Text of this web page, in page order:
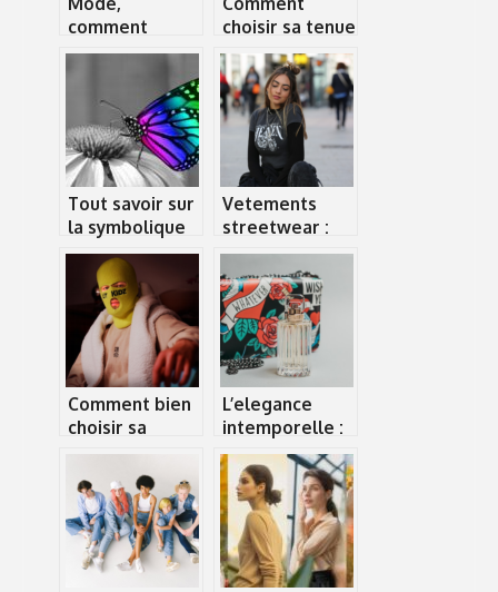
comment
rendre plus
jolie son sac à
main?
choisir sa tenue
d’entretien
d’embauche ?
Tout savoir sur
la symbolique
du papillon
Vetements
streetwear :
les points
importants a
decouvrir
Comment bien
choisir sa
cagoule : les
criteres a
considerer
L’elegance
intemporelle :
Decouvrez les
tresors caches
des sacs
vintage de luxe
de seconde
main